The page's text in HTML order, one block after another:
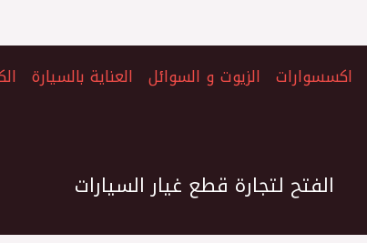
اكسسوارات الزيوت و السوائل العناية بالسيارة
الفتح لتجارة قطع غيار السيارات